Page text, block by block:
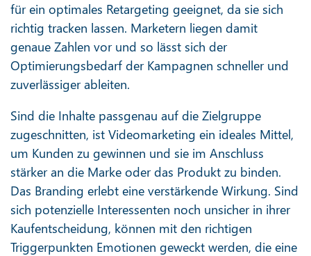
für ein optimales Retargeting geeignet, da sie sich
richtig tracken lassen. Marketern liegen damit
genaue Zahlen vor und so lässt sich der
Optimierungsbedarf der Kampagnen schneller und
zuverlässiger ableiten.
Sind die Inhalte passgenau auf die Zielgruppe
zugeschnitten, ist Videomarketing ein ideales Mittel,
um Kunden zu gewinnen und sie im Anschluss
stärker an die Marke oder das Produkt zu binden.
Das Branding erlebt eine verstärkende Wirkung. Sind
sich potenzielle Interessenten noch unsicher in ihrer
Kaufentscheidung, können mit den richtigen
Triggerpunkten Emotionen geweckt werden, die eine